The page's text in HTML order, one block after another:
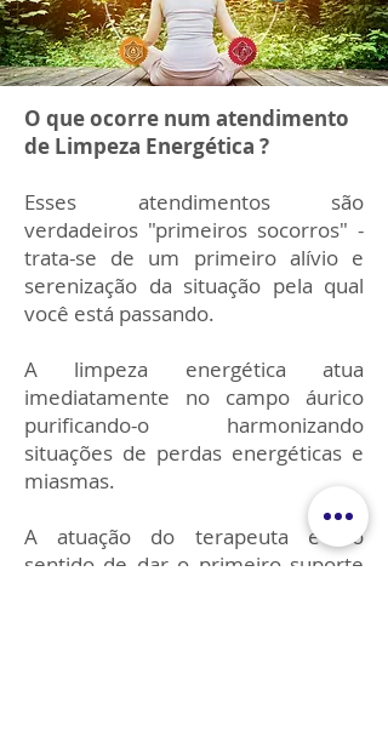
O que ocorre num atendimento
de Limpeza Energética ?
Esses atendimentos são
verdadeiros "primeiros socorros" -
trata-se de um primeiro alívio e
serenização da situação pela qual
você está passando.
A limpeza energética atua
imediatamente no campo áurico
purificando-o harmonizando
situações de perdas energéticas e
miasmas.
A atuação do terapeuta é no
sentido de dar o primeiro suporte